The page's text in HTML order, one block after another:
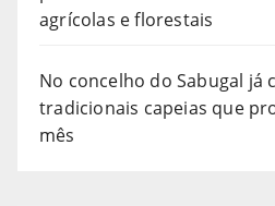
agrícolas e florestais
No concelho do Sabugal já
tradicionais capeias que
mês